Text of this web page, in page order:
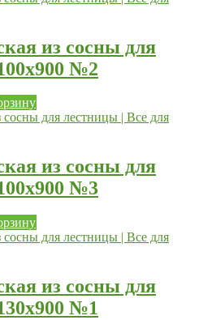
из сосны для
№2
из сосны для
№3
из сосны для
№1